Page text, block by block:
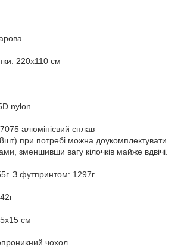
220х110 см
nylon
7075 алюмінієвий сплав
при потребі можна доукомплектувати
зменшивши вагу кілочків майже вдвічі.
З футпринтом: 1297г
см
чохол